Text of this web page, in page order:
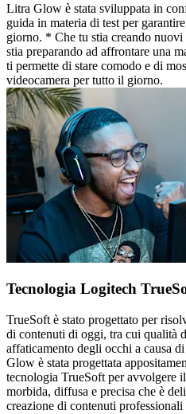
Litra Glow è stata sviluppata in
guida in materia di test per
giorno. * Che tu stia creando
stia preparando ad affrontare una
ti permette di stare comodo e di
videocamera per tutto il giorno.
Tecnologia Logitech
TrueSoft è stato progettato per
di contenuti di oggi, tra cui qualità
affaticamento degli occhi a causa
Glow è stata progettata
tecnologia TrueSoft per avvolgere
morbida, diffusa e precisa che è
creazione di contenuti